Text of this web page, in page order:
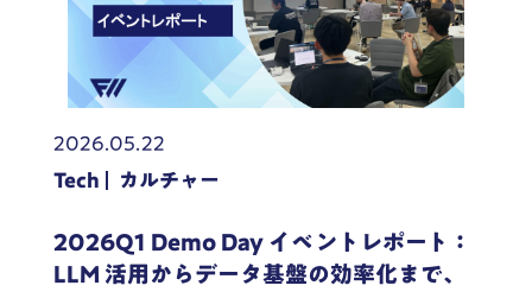
2026.05.22
Tech
カルチャー
2026Q1 Demo Day イベントレポート：
LLM 活用からデータ基盤の効率化まで、